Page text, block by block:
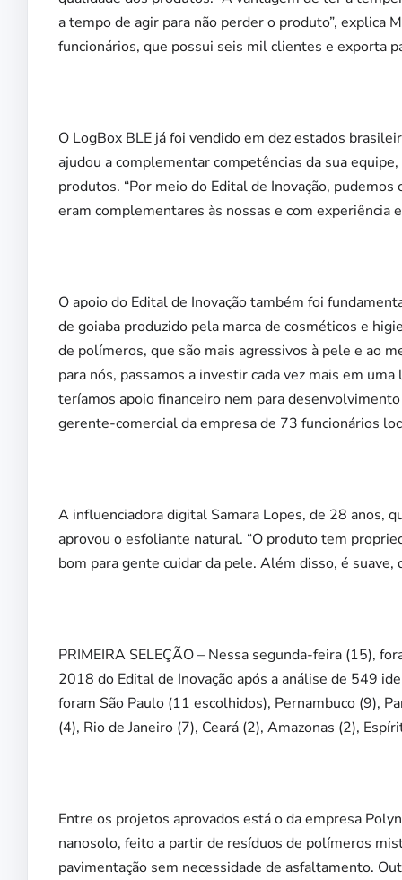
a tempo de agir para não perder o produto”,
funcionários, que possui seis mil clientes e exporta
O LogBox BLE já foi vendido em dez estados
ajudou a complementar competências da sua
produtos. “Por meio do Edital de Inovação,
eram complementares às nossas e com experiência
O apoio do Edital de Inovação também foi
de goiaba produzido pela marca de cosméticos e
de polímeros, que são mais agressivos à pele e ao
para nós, passamos a investir cada vez mais em
teríamos apoio financeiro nem para
gerente-comercial da empresa de 73 funcionários
A influenciadora digital Samara Lopes, de 28 anos,
aprovou o esfoliante natural. “O produto tem
bom para gente cuidar da pele. Além disso, é
PRIMEIRA SELEÇÃO – Nessa segunda-feira (15),
2018 do Edital de Inovação após a análise de 549
foram São Paulo (11 escolhidos), Pernambuco (9),
(4), Rio de Janeiro (7), Ceará (2), Amazonas (2),
Entre os projetos aprovados está o da empresa
nanosolo, feito a partir de resíduos de polímeros
pavimentação sem necessidade de asfaltamento.